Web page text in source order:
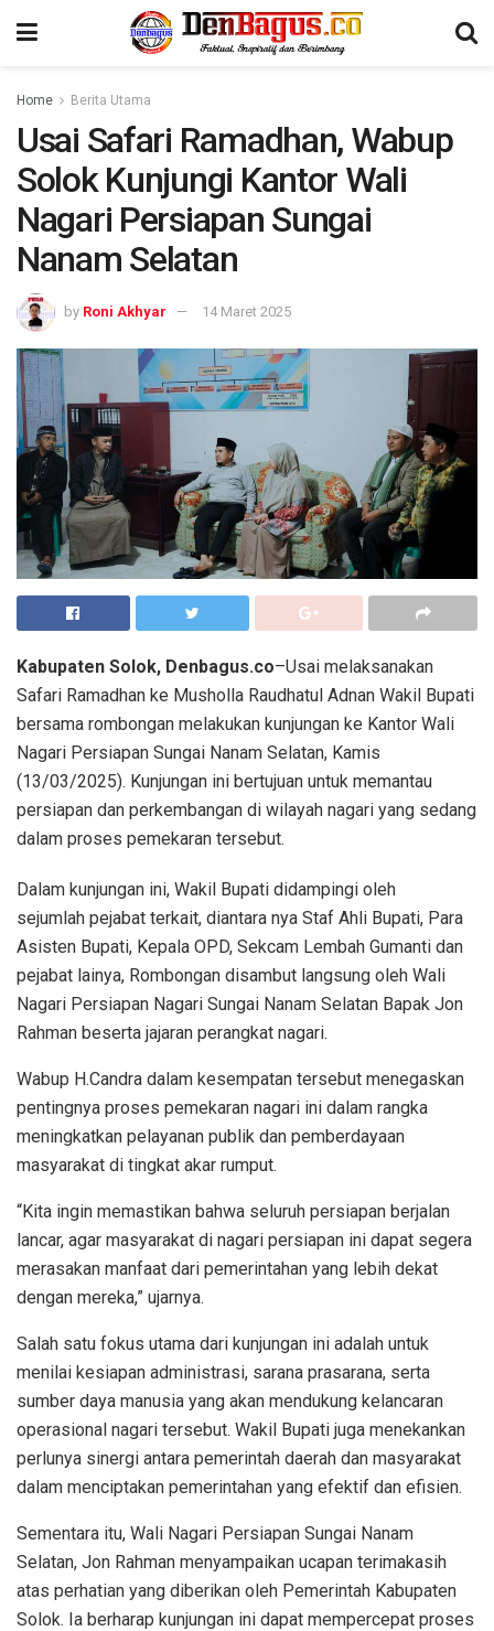
Home Berita Utama
Usai Safari Ramadhan, Wabup
Solok Kunjungi Kantor Wali
Nagari Persiapan Sungai
Nanam Selatan
by Roni Akhyar 14 Maret 2025
Kabupaten Solok, Denbagus.co–Usai melaksanakan
Safari Ramadhan ke Musholla Raudhatul Adnan Wakil Bupati
bersama rombongan melakukan kunjungan ke Kantor Wali
Nagari Persiapan Sungai Nanam Selatan, Kamis
(13/03/2025). Kunjungan ini bertujuan untuk memantau
persiapan dan perkembangan di wilayah nagari yang sedang
dalam proses pemekaran tersebut.
Dalam kunjungan ini, Wakil Bupati didampingi oleh
sejumlah pejabat terkait, diantara nya Staf Ahli Bupati, Para
Asisten Bupati, Kepala OPD, Sekcam Lembah Gumanti dan
pejabat lainya, Rombongan disambut langsung oleh Wali
Nagari Persiapan Nagari Sungai Nanam Selatan Bapak Jon
Rahman beserta jajaran perangkat nagari.
Wabup H.Candra dalam kesempatan tersebut menegaskan
pentingnya proses pemekaran nagari ini dalam rangka
meningkatkan pelayanan publik dan pemberdayaan
masyarakat di tingkat akar rumput.
“Kita ingin memastikan bahwa seluruh persiapan berjalan
lancar, agar masyarakat di nagari persiapan ini dapat segera
merasakan manfaat dari pemerintahan yang lebih dekat
dengan mereka,” ujarnya.
Salah satu fokus utama dari kunjungan ini adalah untuk
menilai kesiapan administrasi, sarana prasarana, serta
sumber daya manusia yang akan mendukung kelancaran
operasional nagari tersebut. Wakil Bupati juga menekankan
perlunya sinergi antara pemerintah daerah dan masyarakat
dalam menciptakan pemerintahan yang efektif dan efisien.
Sementara itu, Wali Nagari Persiapan Sungai Nanam
Selatan, Jon Rahman menyampaikan ucapan terimakasih
atas perhatian yang diberikan oleh Pemerintah Kabupaten
Solok. Ia berharap kunjungan ini dapat mempercepat proses